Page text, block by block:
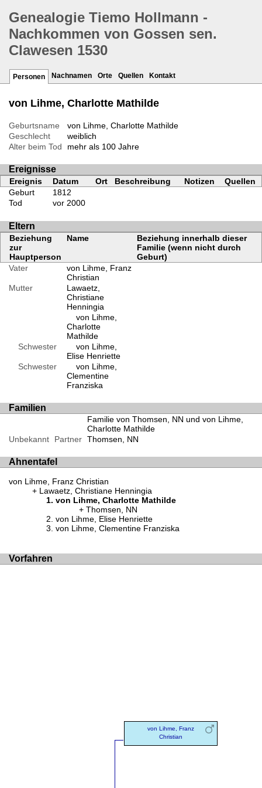
Genealogie Tiemo Hollmann -
Nachkommen von Gossen sen.
Clawesen 1530
Personen Nachnamen Orte Quellen Kontakt
von Lihme, Charlotte Mathilde
Geburtsname
von Lihme, Charlotte Mathilde
Geschlecht
weiblich
Alter beim Tod
mehr als 100 Jahre
Ereignisse
Ereignis Datum Ort Beschreibung Notizen
Quellen
Geburt
1812
Tod
vor 2000
Eltern
Beziehung
zur
Hauptperson
Name
Beziehung innerhalb dieser
Familie (wenn nicht durch
Geburt)
Vater
von Lihme, Franz
Christian
Mutter
Lawaetz,
Christiane
Henningia
von Lihme,
Charlotte
Mathilde
Schwester
von Lihme,
Elise Henriette
Schwester
von Lihme,
Clementine
Franziska
Familien
Familie von Thomsen, NN und von Lihme,
Charlotte Mathilde
Unbekannt
Partner Thomsen, NN
Ahnentafel
von Lihme, Franz Christian
Lawaetz, Christiane Henningia
von Lihme, Charlotte Mathilde
Thomsen, NN
von Lihme, Elise Henriette
von Lihme, Clementine Franziska
Vorfahren
von Lihme, Franz
Christian